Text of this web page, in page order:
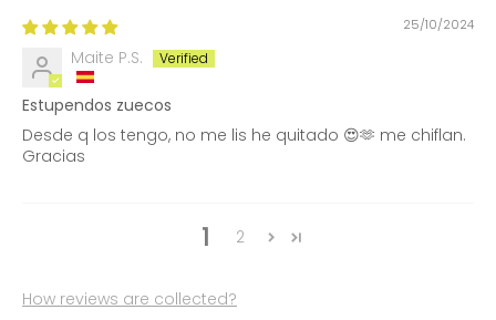
25/10/2024
Maite P.S.
Estupendos zuecos
Desde q los tengo, no me lis he quitado 😍🫶 me chiflan.
Gracias
1 2
How reviews are collected?